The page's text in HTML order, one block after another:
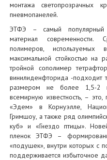
монтажа светопрозрачных
пневмопанелей.
ЭТФЭ – самый популярный
материал современности.
полимеров, используемых
максимальной стойкостью на
тройной сополимер
винилиденфторида -подходит
размером не более 1,5-2
всемирную известность, –
«Эдем» в Корнуэлле,
Гримшоу, а также ряд
куб» и «Гнездо птицы».
пленок ЭТФЭ –
«подушек», внутри которых с
поддерживается избыточное